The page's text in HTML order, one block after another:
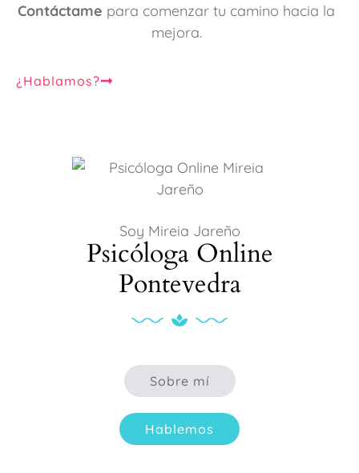
Contáctame para comenzar tu camino hacia la
mejora.
¿Hablamos?
Soy Mireia Jareño
Psicóloga Online
Pontevedra
Sobre mí
Hablemos